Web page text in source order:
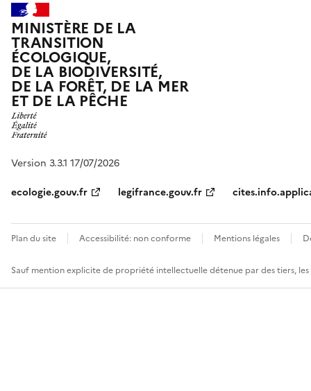
MINISTÈRE DE LA
TRANSITION
ÉCOLOGIQUE,
DE LA BIODIVERSITÉ,
DE LA FORÊT, DE LA MER
ET DE LA PÊCHE
Version 3.3.1 17/07/2026
ecologie.gouv.fr
legifrance.gouv.fr
Plan du site Accessibilité: non conforme Mentions légales
Sauf mention explicite de propriété intellectuelle détenue par des tiers,